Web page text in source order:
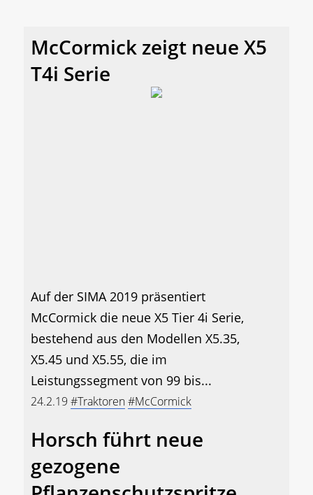
McCormick zeigt neue X5
T4i Serie
Auf der SIMA 2019 präsentiert
McCormick die neue X5 Tier 4i Serie,
bestehend aus den Modellen X5.35,
X5.45 und X5.55, die im
Leistungssegment von 99 bis...
24.2.19 #Traktoren#McCormick
Horsch führt neue
gezogene